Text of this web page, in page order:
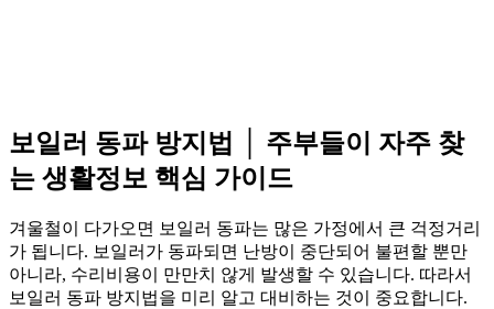
보일러 동파 방지법 │ 주부들이 자주 찾
는 생활정보 핵심 가이드
겨울철이 다가오면 보일러 동파는 많은 가정에서 큰 걱정거리
가 됩니다. 보일러가 동파되면 난방이 중단되어 불편할 뿐만
아니라, 수리비용이 만만치 않게 발생할 수 있습니다. 따라서
보일러 동파 방지법을 미리 알고 대비하는 것이 중요합니다.